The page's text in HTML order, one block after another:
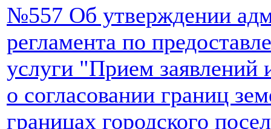
№557 Об утверждении
регламента по
услуги "Прием заявлений
о согласовании границ
границах городского